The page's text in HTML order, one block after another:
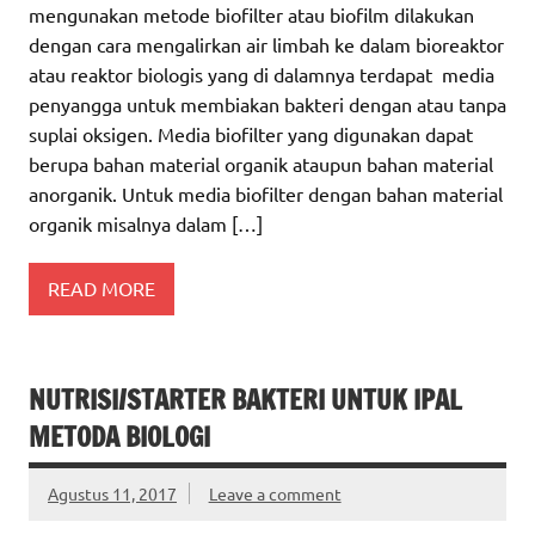
mengunakan metode biofilter atau biofilm dilakukan
dengan cara mengalirkan air limbah ke dalam bioreaktor
atau reaktor biologis yang di dalamnya terdapat media
penyangga untuk membiakan bakteri dengan atau tanpa
suplai oksigen. Media biofilter yang digunakan dapat
berupa bahan material organik ataupun bahan material
anorganik. Untuk media biofilter dengan bahan material
organik misalnya dalam […]
READ MORE
NUTRISI/STARTER BAKTERI UNTUK IPAL
METODA BIOLOGI
Agustus 11, 2017 Leave a comment